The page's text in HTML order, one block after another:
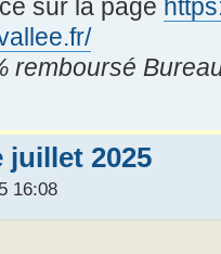
sur la page
remboursé
juillet 2025
16:08